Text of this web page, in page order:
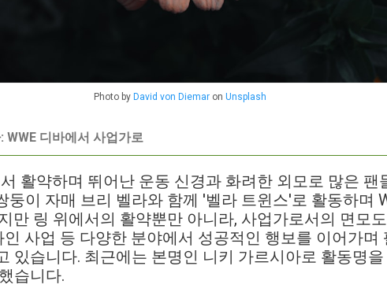
Photo by David von Diemaron Unsplash
디바에서 사업가로
활약하며 뛰어난 운동 신경과 화려한 외모로 많은 팬
둥이 자매 브리 벨라와 함께 '벨라 트윈스'로 활동하며
만 링 위에서의 활약뿐만 아니라, 사업가로서의 면모
인 사업 등 다양한 분야에서 성공적인 행보를 이어가며
있습니다. 최근에는 본명인 니키 가르시아로 활동명
습니다.